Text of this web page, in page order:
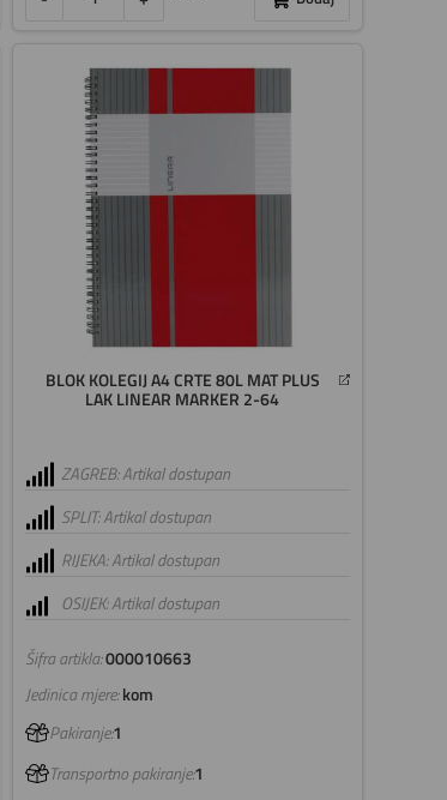
BLOK KOLEGIJ A4 CRTE 80L MAT PLUS
LAK LINEAR MARKER 2-64
Šifra artikla:000010663
ZAGREB: Artikal dostupan
SPLIT: Artikal dostupan
RIJEKA: Artikal dostupan
OSIJEK: Artikal dostupan
Jedinica mjere:kom
Pakiranje:1
Transportno pakiranje:1